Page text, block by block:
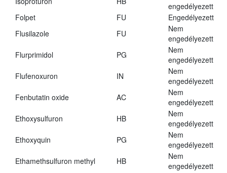
engedélyezett
Folpet
FU
Engedélyezett
Flusilazole
FU
Nem
engedélyezett
Flurprimidol
PG
Nem
engedélyezett
Flufenoxuron
IN
Nem
engedélyezett
Fenbutatin oxide
AC
Nem
engedélyezett
Ethoxysulfuron
HB
Nem
engedélyezett
Ethoxyquin
PG
Nem
engedélyezett
Ethamethsulfuron methyl
HB
Nem
engedélyezett